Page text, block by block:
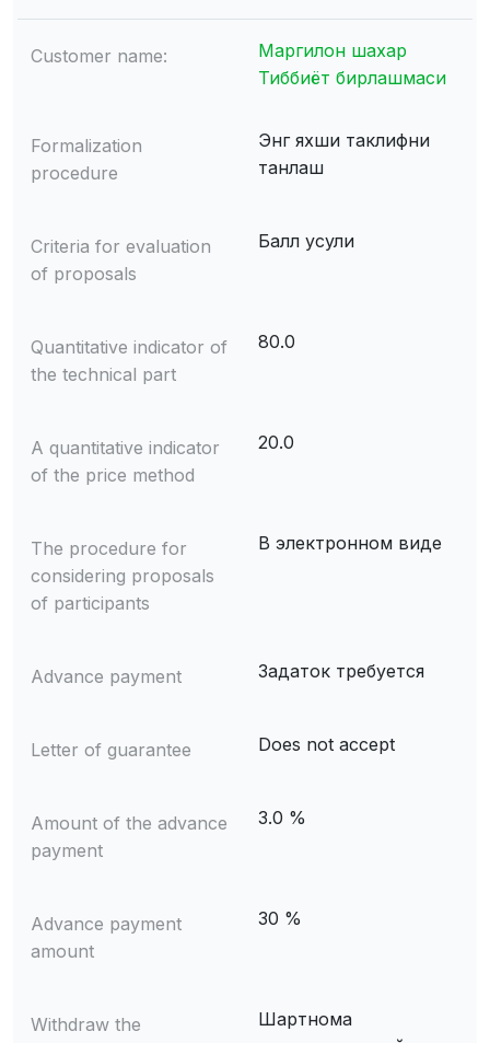
Customer name:
Маргилон шахар
Тиббиёт бирлашмаси
Formalization
procedure
Энг яхши таклифни
танлаш
Criteria for evaluation
of proposals
Балл усули
Quantitative indicator of
the technical part
80.0
A quantitative indicator
of the price method
20.0
The procedure for
considering proposals
of participants
В электронном виде
Advance payment Задаток требуется
Letter of guarantee Does not accept
Amount of the advance
payment
3.0 %
Advance payment
amount
30 %
Withdraw the
Шартнома